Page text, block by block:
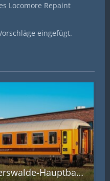
Locomore Repaint
eingefügt.
1920px-18-05-20-Eberswalde-Hauptbahnhof_RRK2861.jpg